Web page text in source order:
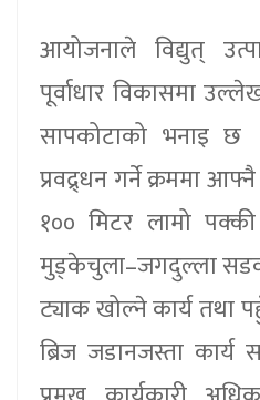
आयोजनाले विद्युत्
पूर्वाधार विकासमा
सापकोटाको भनाइ छ
प्रवद्र्धन गर्ने क्रममा
१०० मिटर लामो पक्की
मुड्केचुला–जगदुल्ला
ट्याक खोल्ने कार्य तथा
ब्रिज जडानजस्ता कार्य